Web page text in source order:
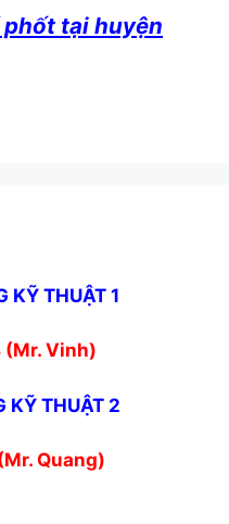
phốt tại huyện
KỸ THUẬT 1
(Mr. Vinh)
KỸ THUẬT 2
Quang)